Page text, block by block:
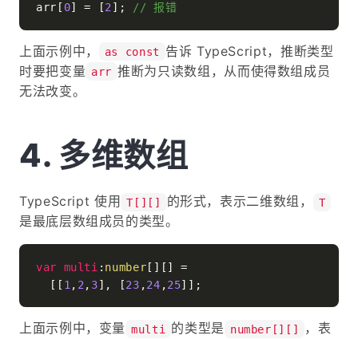
arr[ 0] = [2 ]; // 报错
上面示例中， as const
告诉 TypeScript，推断类型
时要把变量 arr 推断为只读数组，从而使得数组成员
无法改变。
多维数组
TypeScript 使用 T[][] 的形式，表示二维数组， T
是最底层数组成员的类型。
var multi : number [][] =
  [[
1 , 2 , 3], [23 ,24 ,25
上面示例中，变量 multi 的类型是 number[][]
，表